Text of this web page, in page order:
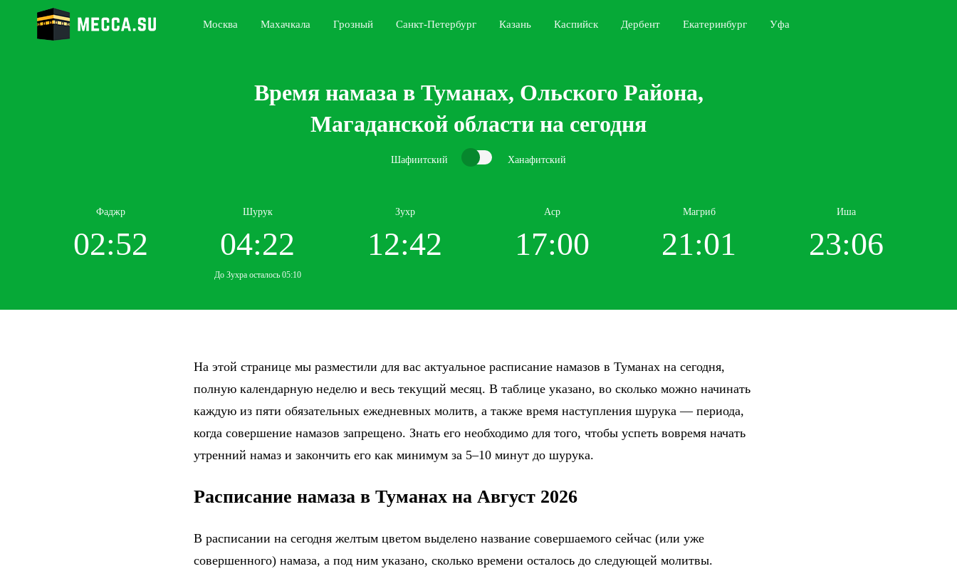
Москва Махачкала Грозный Санкт-Петербург Казань Каспийск Дербент Екатеринбург Уфа
Время намаза в Туманах, Ольского Района,
Магаданской области на сегодня
Шафиитский Ханафитский
Фаджр
02:52
Шурук
04:22
До Зухра осталось 05:10
Зухр
12:42
Аср
17:00
Магриб
21:01
Иша
23:06
На этой странице мы разместили для вас актуальное расписание намазов в Туманах на сегодня,
полную календарную неделю и весь текущий месяц. В таблице указано, во сколько можно начинать
каждую из пяти обязательных ежедневных молитв, а также время наступления шурука — периода,
когда совершение намазов запрещено. Знать его необходимо для того, чтобы успеть вовремя начать
утренний намаз и закончить его как минимум за 5–10 минут до шурука.
Расписание намаза в Туманах на Август 2026
В расписании на сегодня желтым цветом выделено название совершаемого сейчас (или уже
совершенного) намаза, а под ним указано, сколько времени осталось до следующей молитвы.